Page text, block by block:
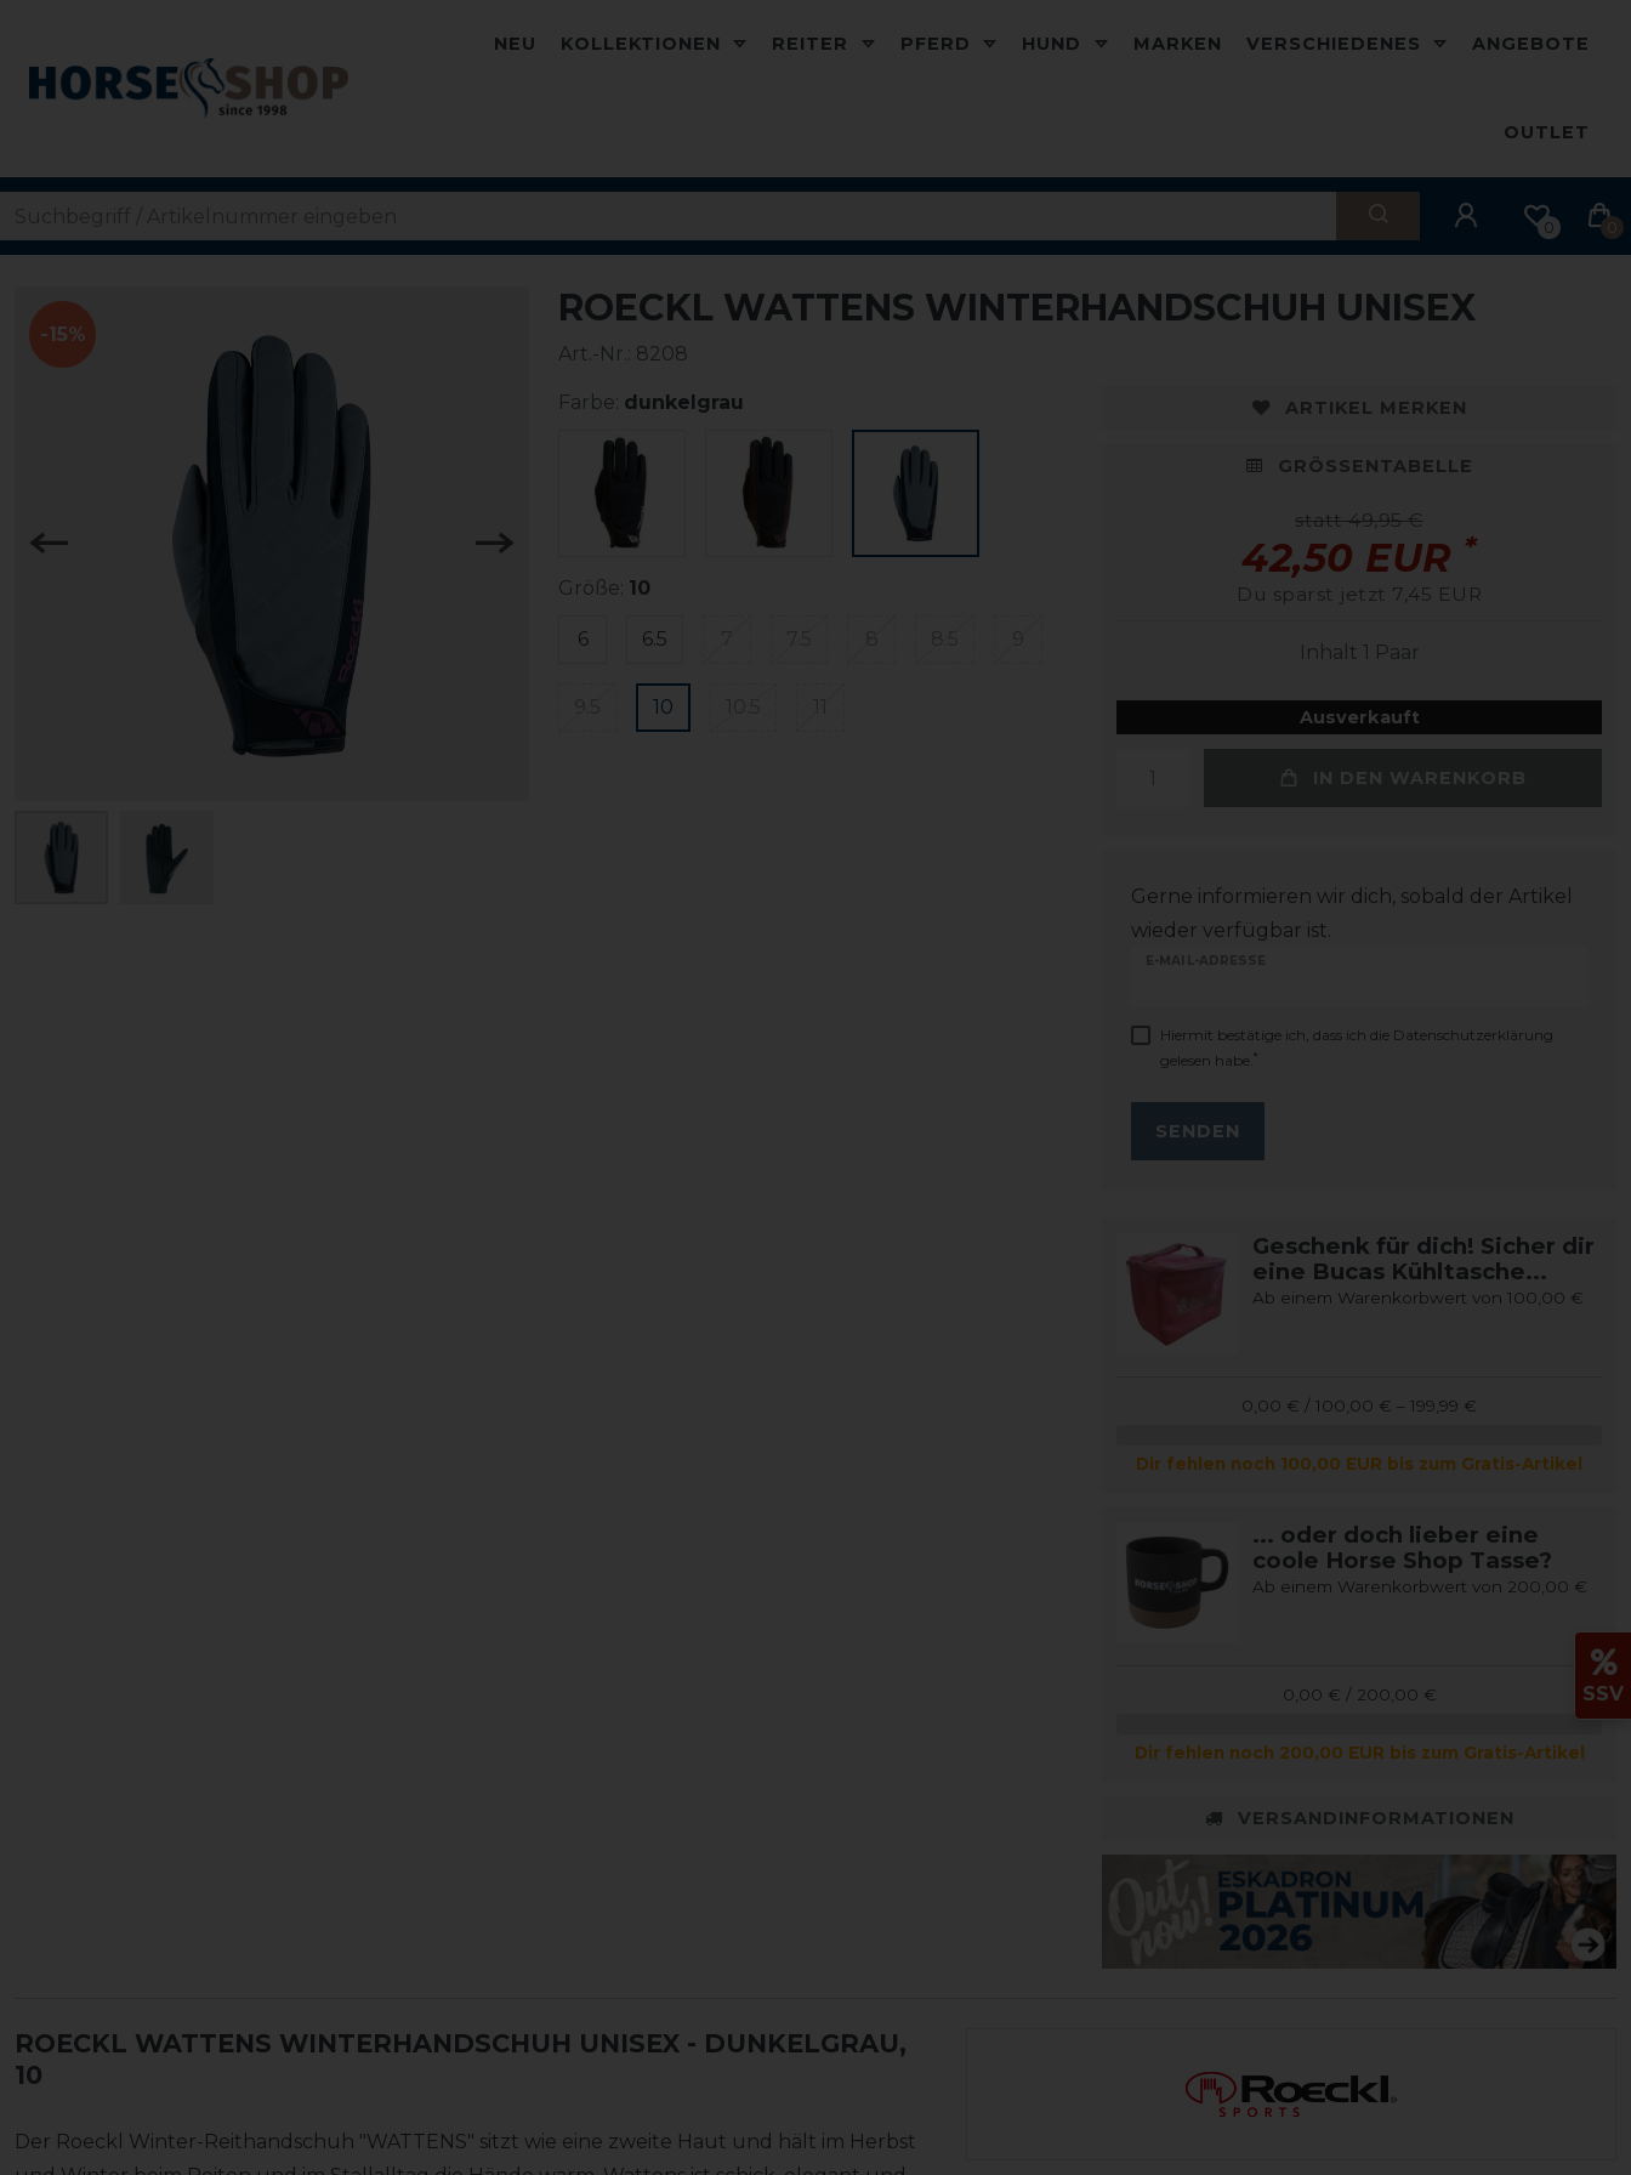
NEU KOLLEKTIONEN REITER PFERD HUND MARKEN VERSCHIEDENES ANGEBOTE
OUTLET
0 0
-15%
ROECKL WATTENS WINTERHANDSCHUH UNISEX
Art.-Nr.: 8208
Farbe: dunkelgrau
Größe: 10
6 6.5
10
ARTIKEL MERKEN
GRÖSSENTABELLE
statt 49,95 €
42,50 EUR *
Du sparst jetzt 7,45 EUR
Inhalt 1 Paar
Ausverkauft
IN DEN WARENKORB
Gerne informieren wir dich, sobald der Artikel
wieder verfügbar ist.
E-MAIL-ADRESSE
Hiermit bestätige ich, dass ich die Daten­schutz­erklärung
gelesen habe. *
SENDEN
Geschenk für dich! Sicher dir
eine Bucas Kühltasche...
Ab einem Warenkorbwert von 100,00 €
0,00 € / 100,00 € – 199,99 €
Dir fehlen noch 100,00 EUR bis zum Gratis-Artikel
... oder doch lieber eine
coole Horse Shop Tasse?
Ab einem Warenkorbwert von 200,00 €
0,00 € / 200,00 €
Dir fehlen noch 200,00 EUR bis zum Gratis-Artikel
VERSANDINFORMATIONEN
ROECKL WATTENS WINTERHANDSCHUH UNISEX - DUNKELGRAU,
10
Der Roeckl Winter-Reithandschuh "WATTENS" sitzt wie eine zweite Haut und hält im Herbst
SSV